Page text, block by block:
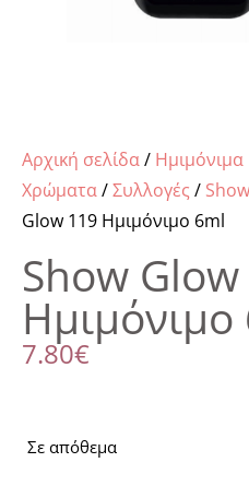
Αρχική σελίδα/ Ημιμόνιμα
Χρώματα/Συλλογές /
Glow 119 Ημιμόνιμο 6ml
Show
Ημιμόνιμο
7.80€
Σε απόθεμα